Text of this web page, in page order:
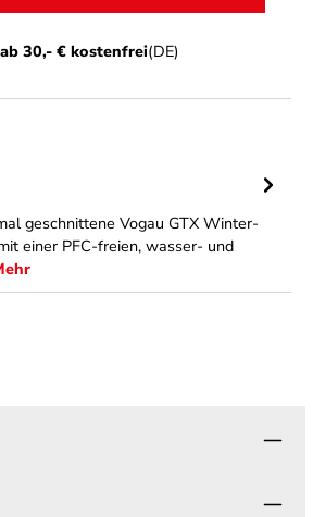
ab 30,- € kostenfrei(DE)
geschnittene Vogau GTX Winter-
einer PFC-freien, wasser- und